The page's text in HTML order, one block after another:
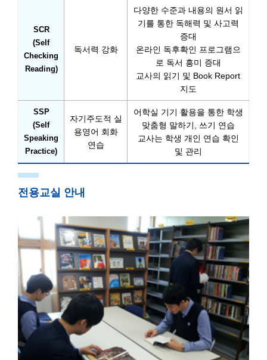
SCR
(Self
Checking
Reading)
독서력 강화
다양한 수준과 내용의 원서 읽
기를 통한 독해력 및 사고력
증대
온라인 독후확인 프로그램으
로 독서 흥미 증대
교사의 읽기 및 Book Report
지도
SSP
(Self
Speaking
Practice)
자기주도적 실
용영어 회화
연습
어학실 기기 활용을 통한 학생
맞춤형 말하기, 쓰기 연습
교사는 학생 개인 연습 확인
및 관리
전용교실 안내